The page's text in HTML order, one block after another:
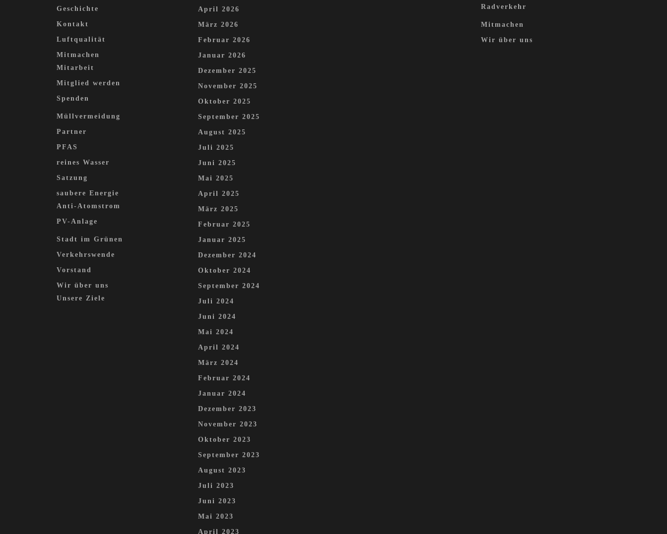
Geschichte
Kontakt
Luftqualität
Mitmachen
Mitarbeit
Mitglied werden
Spenden
Müllvermeidung
Partner
PFAS
reines Wasser
Satzung
saubere Energie
Anti-Atomstrom
PV-Anlage
Stadt im Grünen
Verkehrswende
Vorstand
Wir über uns
Unsere Ziele
April 2026
März 2026
Februar 2026
Januar 2026
Dezember 2025
November 2025
Oktober 2025
September 2025
August 2025
Juli 2025
Juni 2025
Mai 2025
April 2025
März 2025
Februar 2025
Januar 2025
Dezember 2024
Oktober 2024
September 2024
Juli 2024
Juni 2024
Mai 2024
April 2024
März 2024
Februar 2024
Januar 2024
Dezember 2023
November 2023
Oktober 2023
September 2023
August 2023
Juli 2023
Juni 2023
Mai 2023
April 2023
Radverkehr
Mitmachen
Wir über uns